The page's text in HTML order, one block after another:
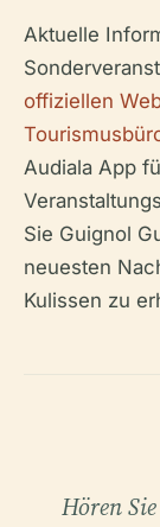
Aktuelle
offiziellen
Audiala App
Sie Guignol
neuesten
Kulissen zu
Hören